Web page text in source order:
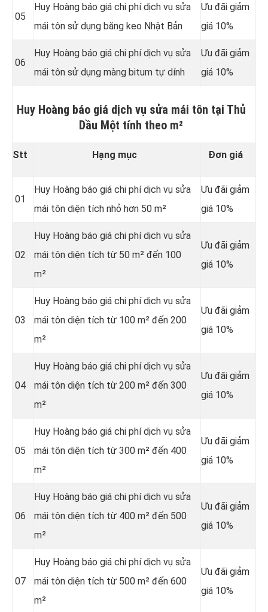
05
Huy Hoàng báo giá chi phí dịch vụ sửa
mái tôn sử dụng băng keo Nhật Bản
Ưu đãi giảm
giá 10%
06
Huy Hoàng báo giá chi phí dịch vụ sửa
mái tôn sử dụng màng bitum tự dính
Ưu đãi giảm
giá 10%
Huy Hoàng báo giá dịch vụ sửa mái tôn tại Thủ
Dầu Một tính theo m²
Stt Hạng mục Đơn giá
01
Huy Hoàng báo giá chi phí dịch vụ sửa
mái tôn diện tích nhỏ hơn 50 m²
Ưu đãi giảm
giá 10%
02
Huy Hoàng báo giá chi phí dịch vụ sửa
mái tôn diện tích từ 50 m² đến 100
m²
Ưu đãi giảm
giá 10%
03
Huy Hoàng báo giá chi phí dịch vụ sửa
mái tôn diện tích từ 100 m² đến 200
m²
Ưu đãi giảm
giá 10%
04
Huy Hoàng báo giá chi phí dịch vụ sửa
mái tôn diện tích từ 200 m² đến 300
m²
Ưu đãi giảm
giá 10%
05
Huy Hoàng báo giá chi phí dịch vụ sửa
mái tôn diện tích từ 300 m² đến 400
m²
Ưu đãi giảm
giá 10%
06
Huy Hoàng báo giá chi phí dịch vụ sửa
mái tôn diện tích từ 400 m² đến 500
m²
Ưu đãi giảm
giá 10%
07
Huy Hoàng báo giá chi phí dịch vụ sửa
mái tôn diện tích từ 500 m² đến 600
m²
Ưu đãi giảm
giá 10%